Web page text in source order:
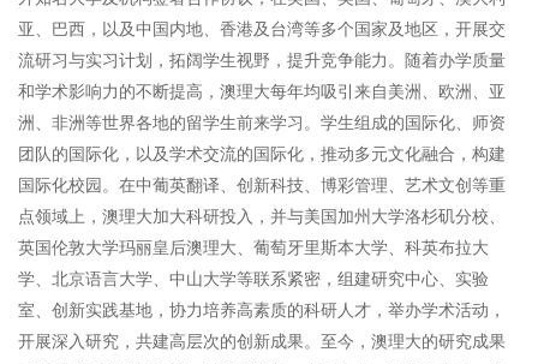
亚、巴西，以及中国内地、香港及台湾等多个国家及地区，开展交
流研习与实习计划，拓阔学生视野，提升竞争能力。随着办学质量
和学术影响力的不断提高，澳理大每年均吸引来自美洲、欧洲、亚
洲、非洲等世界各地的留学生前来学习。学生组成的国际化、师资
团队的国际化，以及学术交流的国际化，推动多元文化融合，构建
国际化校园。在中葡英翻译、创新科技、博彩管理、艺术文创等重
点领域上，澳理大加大科研投入，并与美国加州大学洛杉矶分校、
英国伦敦大学玛丽皇后澳理大、葡萄牙里斯本大学、科英布拉大
学、北京语言大学、中山大学等联系紧密，组建研究中心、实验
室、创新实践基地，协力培养高素质的科研人才，举办学术活动，
开展深入研究，共建高层次的创新成果。至今，澳理大的研究成果